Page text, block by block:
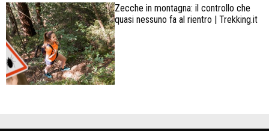
Zecche in montagna: il controllo che
quasi nessuno fa al rientro | Trekking.it